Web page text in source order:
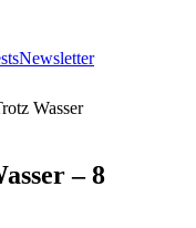
Newsletter
Wasser
– 8